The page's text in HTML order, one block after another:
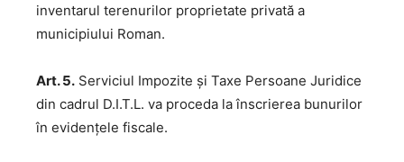
inventarul terenurilor proprietate privată a
municipiului Roman.
Art. 5. Serviciul Impozite și Taxe Persoane Juridice
din cadrul D.I.T.L. va proceda la înscrierea bunurilor
în evidențele fiscale.